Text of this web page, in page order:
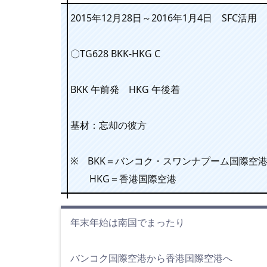
2015年12月28日～2016年1月4日 SFC活用
〇TG628 BKK-HKG C
BKK 午前発 HKG 午後着
基材：忘却の彼方
※ BKK＝バンコク・スワンナプーム国際空港
HKG＝香港国際空港
年末年始は南国でまったり
バンコク国際空港から香港国際空港へ